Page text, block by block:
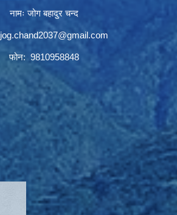
नामः जोग बहादुर चन्द
jog.chand2037@gmail.com
फोन: 9810958848